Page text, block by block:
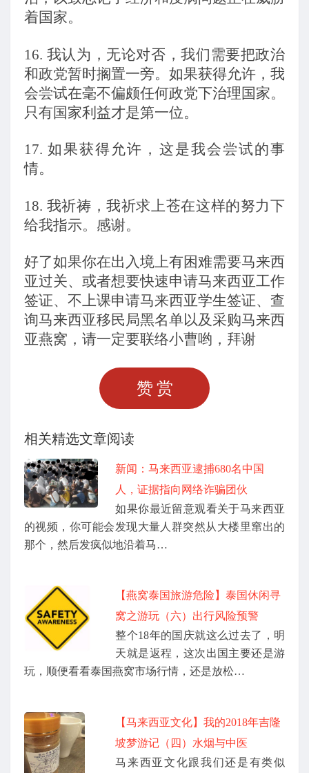
着国家。
16. 我认为，无论对否，我们需要把政治
和政党暂时搁置一旁。如果获得允许，我
会尝试在毫不偏颇任何政党下治理国家。
只有国家利益才是第一位。
17.如果获得允许，这是我会尝试的事
情。
18. 我祈祷，我祈求上苍在这样的努力下
给我指示。感谢。
好了如果你在出入境上有困难需要马来西
亚过关、或者想要快速申请马来西亚工作
签证、不上课申请马来西亚学生签证、查
询马来西亚移民局黑名单以及采购马来西
亚燕窝，请一定要联络小曹哟，拜谢
赞赏
相关精选文章阅读
新闻：马来西亚逮捕680名中国
人，证据指向网络诈骗团伙
如果你最近留意观看关于马来西亚
的视频，你可能会发现大量人群突然从大楼里窜出的
那个，然后发疯似地沿着马…
【燕窝泰国旅游危险】泰国休闲寻
窝之游玩（六）出行风险预警
整个18年的国庆就这么过去了，明
天就是返程，这次出国主要还是游
玩，顺便看看泰国燕窝市场行情，还是放松…
【马来西亚文化】我的2018年吉隆
坡梦游记（四）水烟与中医
马来西亚文化跟我们还是有类似